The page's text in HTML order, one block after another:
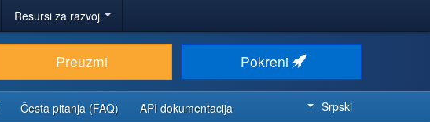
Resursi za razvoj
Preuzmi Pokreni
Česta pitanja (FAQ) API dokumentacija Srpski